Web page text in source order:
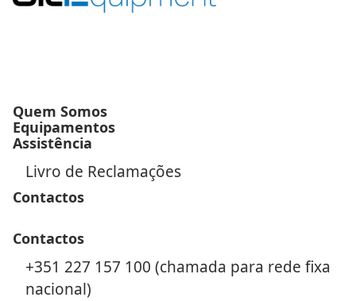
Quem Somos
Equipamentos
Assistência
Livro de Reclamações
Contactos
Contactos
+351 227 157 100 (chamada para rede fixa
nacional)